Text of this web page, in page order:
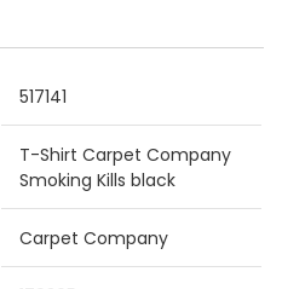
517141
T-Shirt Carpet Company
Smoking Kills black
Carpet Company